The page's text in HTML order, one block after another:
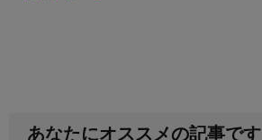
あなたにオススメの記事です